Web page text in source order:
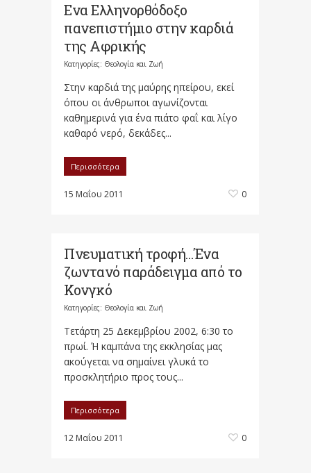
Ενα Ελληνορθόδοξο
πανεπιστήμιο στην καρδιά
της Αφρικής
Κατηγορίες: Θεολογία και Ζωή
Στην καρδιά της μαύρης ηπείρου, εκεί
όπου οι άνθρωποι αγωνίζονται
καθημερινά για ένα πιάτο φαΐ και λίγο
καθαρό νερό, δεκάδες...
Περισσότερα
15 Μαΐου 2011 0
Πνευματική τροφή…Ένα
ζωντανό παράδειγμα από το
Κονγκό
Κατηγορίες: Θεολογία και Ζωή
Τετάρτη 25 Δεκεμβρίου 2002, 6:30 το
πρωί. Ή καμπάνα της εκκλησίας μας
ακούγεται να σημαίνει γλυκά το
προσκλητήριο προς τους...
Περισσότερα
12 Μαΐου 2011 0